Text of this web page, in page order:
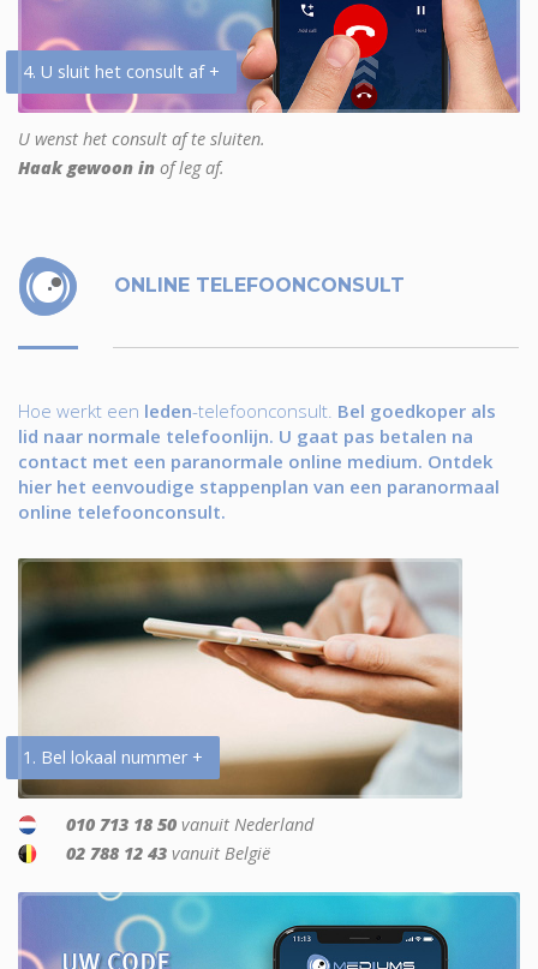
4. U sluit het consult af +
U wenst het consult af te sluiten.
Haak gewoon in of leg af.
ONLINE TELEFOONCONSULT
Hoe werkt een leden-telefoonconsult. Bel goedkoper als
lid naar normale telefoonlijn. U gaat pas betalen na
contact met een paranormale online medium. Ontdek
hier het eenvoudige stappenplan van een paranormaal
online telefoonconsult.
1. Bel lokaal nummer +
010 713 18 50 vanuit Nederland
02 788 12 43 vanuit België